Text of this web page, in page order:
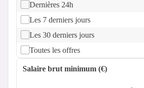
Dernières 24h
Les 7 derniers jours
Les 30 derniers jours
Toutes les offres
Salaire brut minimum (€)